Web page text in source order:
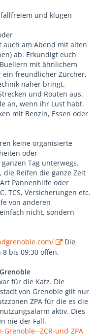
und klugen
auch am Abend mit alten
ab. Erkundigt euch
mit ähnlichem
ein freundlicher Zürcher,
näher bringt.
und Routen aus.
an, wenn ihr Lust habt.
mit Benzin, Essen oder
keine organisierte
oder
Tag unterwegs.
die Reifen die ganze Zeit
Pannenhilfe oder
TCS, Versicherungen etc.
von anderen
nicht, sondern
Die
bis 09:30 offen.
für die Katz. Die
von Grenoble gilt nur
ZPA für die es die
aktiv. Dies
nie der Fall.
ZCR-und-ZPA